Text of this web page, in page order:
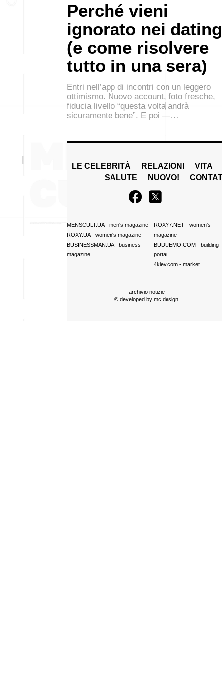
Perché vieni
ignorato nei dating
(e come risolvere
tutto in una sera)
Entri nell’app di incontri con un leggero
ottimismo. Nuovo account, foto fresche,
fiducia livello “questa volta andrà
sicuramente bene”. E poi —…
LE CELEBRITÀ RELAZIONI
VITA
SALUTE
NUOVO!
MENSCULT.UA- men's magazine
ROXY.UA- women's magazine
BUSINESSMAN.UA- business
magazine
ROXY7.NET- women's
magazine
BUDUEMO.COM- building
portal
4kiev.com- market
archivio notizie
© developed by mc design